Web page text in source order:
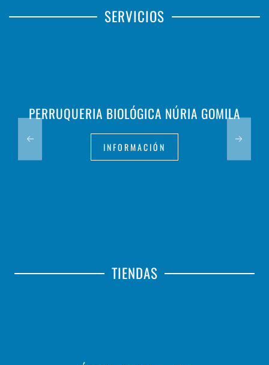
SERVICIOS
PERRUQUERIA BIOLÓGICA NÚRIA GOMILA
INFORMACIÓN
TIENDAS